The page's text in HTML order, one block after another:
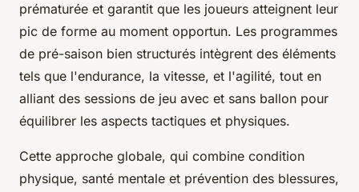
prématurée et garantit que les joueurs atteignent leur
pic de forme au moment opportun. Les programmes
de pré-saison bien structurés intègrent des éléments
tels que l'endurance, la vitesse, et l'agilité, tout en
alliant des sessions de jeu avec et sans ballon pour
équilibrer les aspects tactiques et physiques.
Cette approche globale, qui combine condition
physique, santé mentale et prévention des blessures,